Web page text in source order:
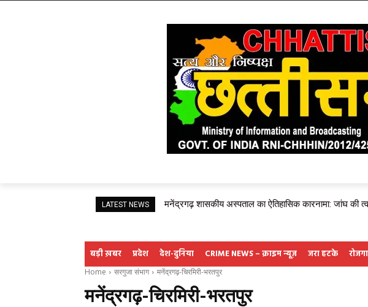
LATEST NEWS स्वास्थ्य से खिलवाड़ बर्दाश्त नहीं: MCB जिले में एनालॉग पनीर
बड़ी ख़बर प्रदेश देश-दुनिया CRIME NEWS – क्राइम न्यूज़ जरा हटके
Home सरगुजा संभाग मनेंद्रगढ़-चिरमिरी-भरतपुर
मनेंद्रगढ़-चिरमिरी-भरतपुर